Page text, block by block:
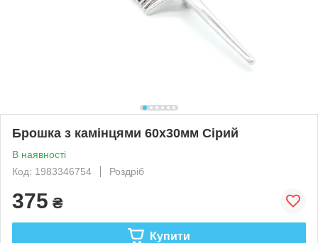
Брошка з камінцями 60х30мм Сірий
В наявності
Код: 1983346754
Роздріб
375 ₴
Купити